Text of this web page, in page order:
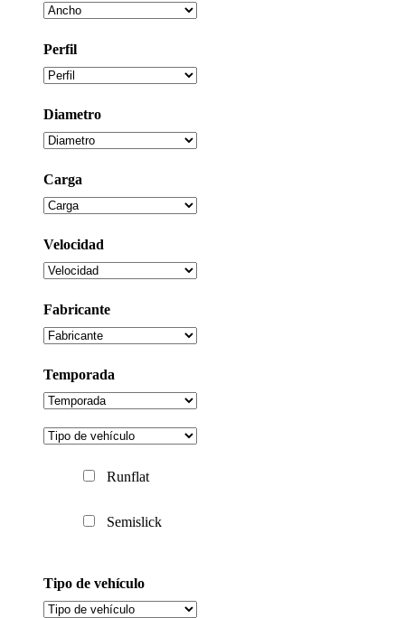
Perfil
Diametro
Carga
Velocidad
Fabricante
Temporada
Runflat
Semislick
Tipo de vehículo